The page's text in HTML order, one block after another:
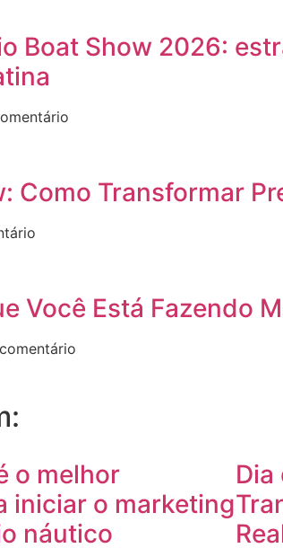
Boat Show 2026:
Como Transformar
Você Está Fazendo
o melhor
iniciar o marketing
náutico